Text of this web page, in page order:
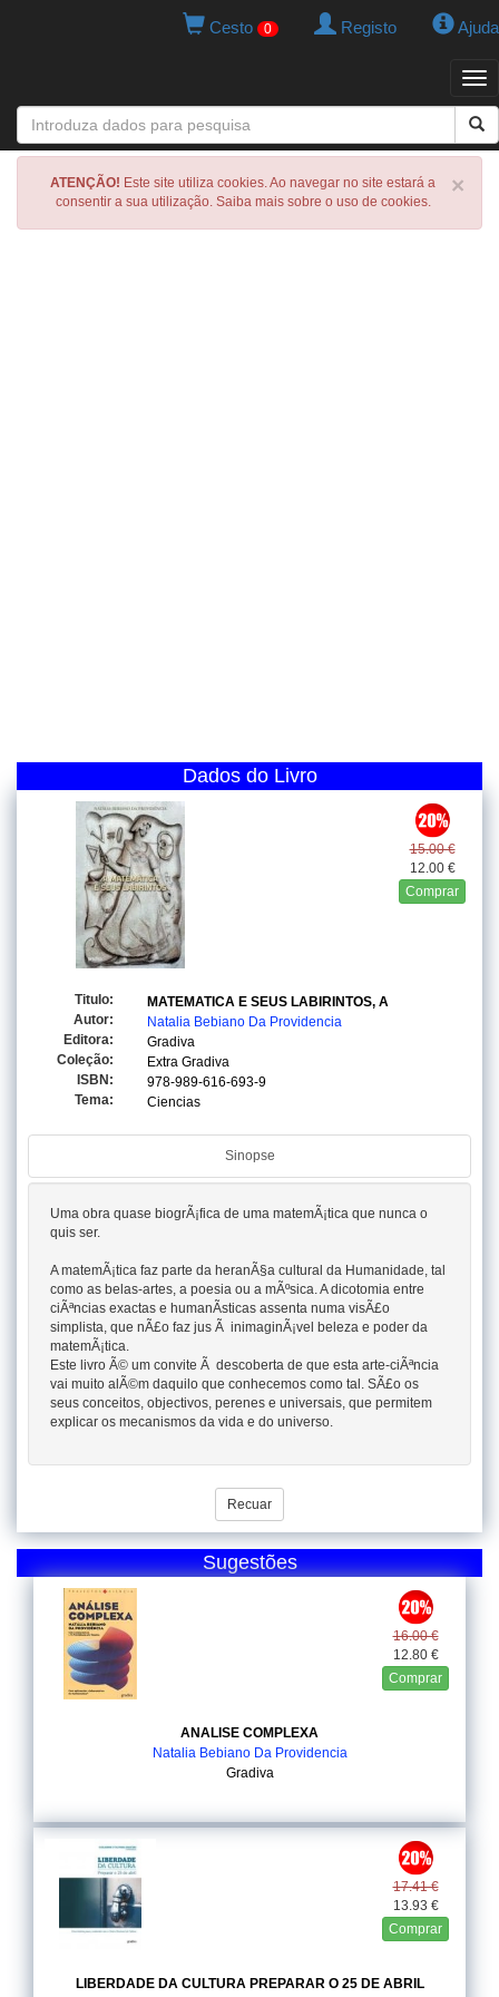
Cesto 0 Registo Ajuda
×
ATENÇÃO! Este site utiliza cookies. Ao navegar no site estará a
consentir a sua utilização. Saiba mais sobre o uso de cookies.
Dados do Livro
15.00 €
12.00 €
Comprar
Titulo:
MATEMATICA E SEUS LABIRINTOS, A
Autor:
Natalia Bebiano Da Providencia
Editora:
Gradiva
Coleção:
Extra Gradiva
ISBN:
978-989-616-693-9
Tema:
Ciencias
Sinopse
Uma obra quase biogrÃ¡fica de uma matemÃ¡tica que nunca o
quis ser.
A matemÃ¡tica faz parte da heranÃ§a cultural da Humanidade, tal
como as belas-artes, a poesia ou a mÃºsica. A dicotomia entre
ciÃªncias exactas e humanÃ­sticas assenta numa visÃ£o
simplista, que nÃ£o faz jus Ã inimaginÃ¡vel beleza e poder da
matemÃ¡tica.
Este livro Ã© um convite Ã descoberta de que esta arte-ciÃªncia
vai muito alÃ©m daquilo que conhecemos como tal. SÃ£o os
seus conceitos, objectivos, perenes e universais, que permitem
explicar os mecanismos da vida e do universo.
Recuar
Sugestões
16.00 €
12.80 €
Comprar
ANALISE COMPLEXA
Natalia Bebiano Da Providencia
Gradiva
17.41 €
13.93 €
Comprar
LIBERDADE DA CULTURA PREPARAR O 25 DE ABRIL